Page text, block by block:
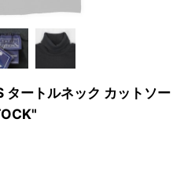
ートルネック カットソー